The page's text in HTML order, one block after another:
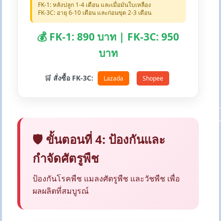
FK-1: หลังปลูก 1-4 เดือน และเมื่อมันใบเหลือง
FK-3C: อายุ 6-10 เดือน และก่อนขุด 2-3 เดือน
💰 FK-1: 890 บาท | FK-3C: 950
บาท
🛒 สั่งซื้อ FK-3C: Lazada Shopee
🛡️ ขั้นตอนที่ 4: ป้องกันและ
กำจัดศัตรูพืช
ป้องกันโรคพืช แมลงศัตรูพืช และวัชพืช เพื่อ
ผลผลิตที่สมบูรณ์